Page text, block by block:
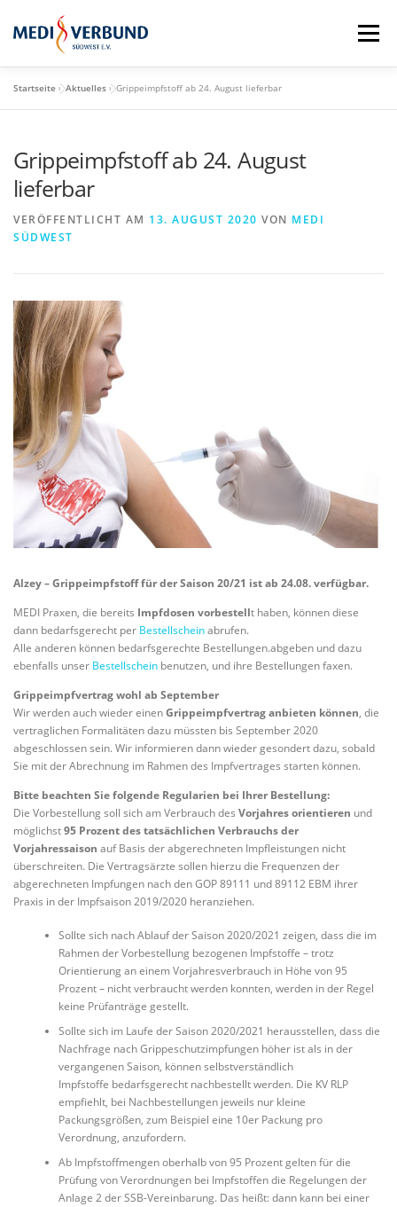
Inhalt
springen
Menü
MEDI VORTEILE PRAXISBEDARF-SHOP
AKTUELLES
MEDI SÜDWEST GMBH
Startseite »Aktuelles »Grippeimpfstoff ab 24. August lieferbar
Grippeimpfstoff ab 24. August
lieferbar
VERÖFFENTLICHT AM 13. AUGUST 2020 VON MEDI
SÜDWEST
Alzey – Grippeimpfstoff für der Saison 20/21 ist ab 24.08. verfügbar.
MEDI Praxen, die bereits Impfdosen vorbestellt haben, können diese
dann bedarfsgerecht per Bestellscheinabrufen.
Alle anderen können bedarfsgerechte Bestellungen.abgeben und dazu
ebenfalls unser Bestellschein benutzen, und ihre Bestellungen faxen.
Grippeimpfvertrag wohl ab September
Wir werden auch wieder einenGrippeimpfvertrag anbieten können, die
vertraglichen Formalitäten dazu müssten bis September 2020
abgeschlossen sein. Wir informieren dann wieder gesondert dazu, sobald
Sie mit der Abrechnung im Rahmen des Impfvertrages starten können.
Bitte beachten Sie folgende Regularien bei Ihrer Bestellung:
Die Vorbestellung soll sich am Verbrauch des Vorjahres orientieren und
möglichst95 Prozent des tatsächlichen Verbrauchs der
Vorjahressaison auf Basis der abgerechneten Impfleistungen nicht
überschreiten. Die Vertragsärzte sollen hierzu die Frequenzen der
abgerechneten Impfungen nach den GOP 89111 und 89112 EBM ihrer
Praxis in der Impfsaison 2019/2020 heranziehen.
Sollte sich nach Ablauf der Saison 2020/2021 zeigen, dass die im
Rahmen der Vorbestellung bezogenen Impfstoffe – trotz
Orientierung an einem Vorjahresverbrauch in Höhe von 95
Prozent – nicht verbraucht werden konnten, werden in der Regel
keine Prüfanträge gestellt.
Sollte sich im Laufe der Saison 2020/2021 herausstellen, dass die
Nachfrage nach Grippeschutzimpfungen höher ist als in der
vergangenen Saison, können selbstverständlich
Impfstoffe bedarfsgerecht nachbestellt werden. Die KV RLP
empfiehlt, bei Nachbestellungen jeweils nur kleine
Packungsgrößen, zum Beispiel eine 10er Packung pro
Verordnung, anzufordern.
Ab Impfstoffmengen oberhalb von 95 Prozent gelten für die
Prüfung von Verordnungen bei Impfstoffen die Regelungen der
Anlage 2 der SSB-Vereinbarung. Das heißt: dann kann bei einer